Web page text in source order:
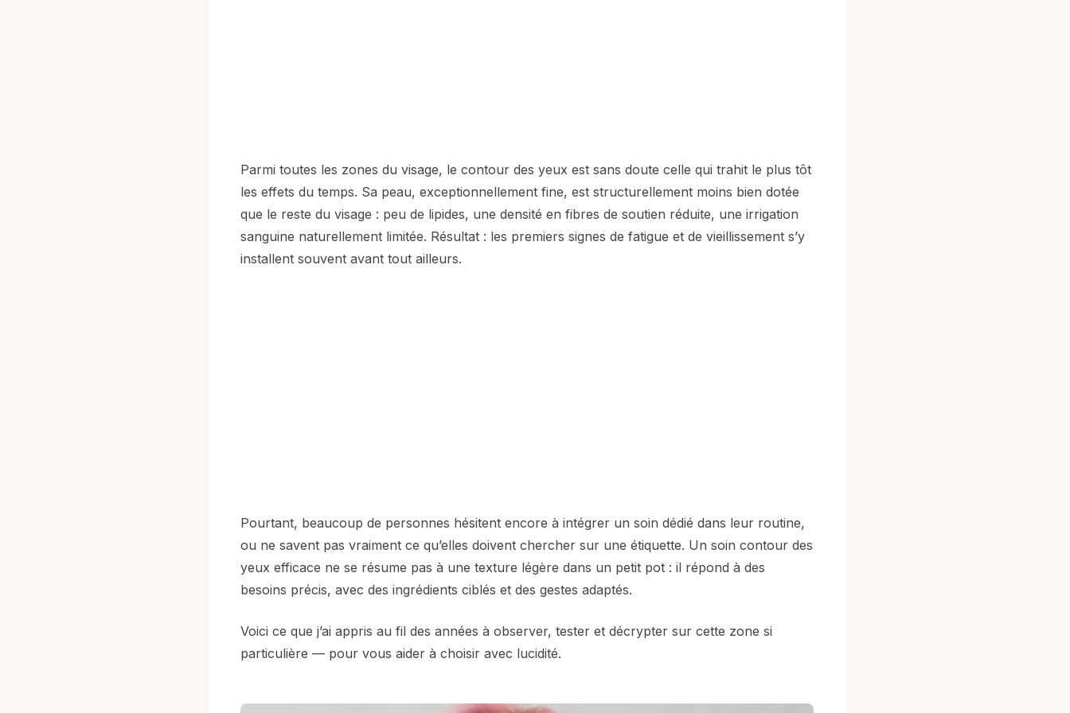
Parmi toutes les zones du visage, le contour des yeux est sans doute celle qui trahit le plus tôt
les effets du temps. Sa peau, exceptionnellement fine, est structurellement moins bien dotée
que le reste du visage : peu de lipides, une densité en fibres de soutien réduite, une irrigation
sanguine naturellement limitée. Résultat : les premiers signes de fatigue et de vieillissement s’y
installent souvent avant tout ailleurs.
Pourtant, beaucoup de personnes hésitent encore à intégrer un soin dédié dans leur routine,
ou ne savent pas vraiment ce qu’elles doivent chercher sur une étiquette. Un soin contour des
yeux efficace ne se résume pas à une texture légère dans un petit pot : il répond à des
besoins précis, avec des ingrédients ciblés et des gestes adaptés.
Voici ce que j’ai appris au fil des années à observer, tester et décrypter sur cette zone si
particulière — pour vous aider à choisir avec lucidité.